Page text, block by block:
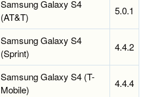
Samsung Galaxy S4
(AT&T)
5.0.1
Samsung Galaxy S4
(Sprint)
4.4.2
Samsung Galaxy S4 (T-
Mobile)
4.4.4